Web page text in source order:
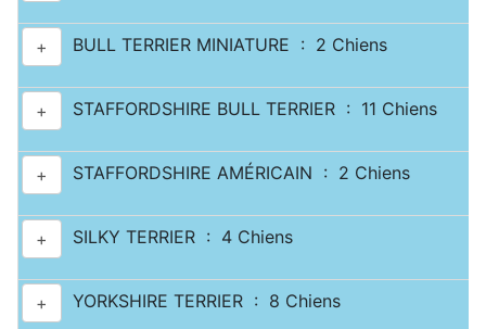
+ BULL TERRIER MINIATURE : 2 Chiens
+ STAFFORDSHIRE BULL TERRIER : 11 Chiens
+ STAFFORDSHIRE AMÉRICAIN : 2 Chiens
+ SILKY TERRIER : 4 Chiens
+ YORKSHIRE TERRIER : 8 Chiens